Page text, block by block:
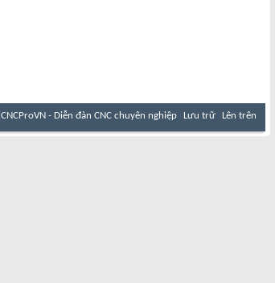
CNCProVN - Diễn đàn CNC chuyên nghiệp Lưu trữ Lên trên